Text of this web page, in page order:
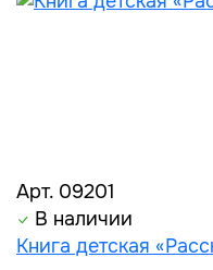
Арт. 09201
В наличии
Книга детская